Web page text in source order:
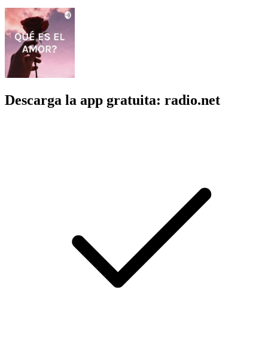
Descarga la app gratuita: radio.net